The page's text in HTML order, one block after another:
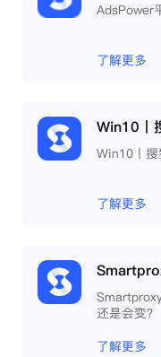
AdsPower
了解更多
Win10丨搜
了解更多
还是会变？
了解更多